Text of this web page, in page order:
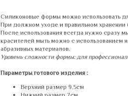
Силиконовые формы можно использовать
При должном уходе и правильном хранении
После использования всегда нужно сразу
красителей мыть можно с использованием
абразивных материалов.
Уровень сложности формы: для
Параметры готового изделия :
Верхний размер 9,5см